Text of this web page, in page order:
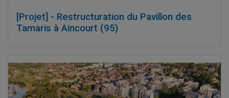
[Projet] - Restructuration du Pavillon des
Tamaris à Aincourt (95)